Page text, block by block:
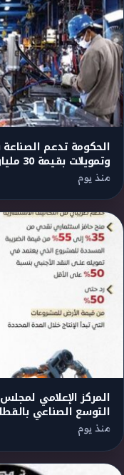
وتمويلات بقيمة 30 مليار جنيه
منذ يوم
المركز الإعلامي
التوسع الصناعي
منذ يوم